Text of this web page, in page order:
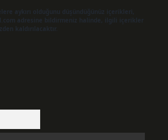
aykırı olduğunu düşündüğünüz içerikleri,
adresine bildirmeniz halinde, ilgili içerikler
kaldırılacaktır.